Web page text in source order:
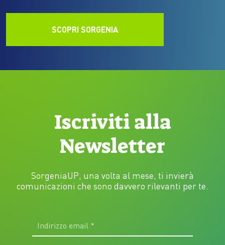
SCOPRI SORGENIA
Iscriviti alla
Newsletter
SorgeniaUP, una volta al mese, ti invierà
comunicazioni che sono davvero rilevanti per te.